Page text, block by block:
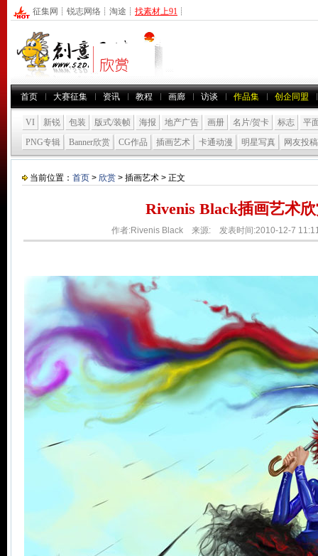
征集网 ┊ 锐志网络 ┊ 淘途 ┊ 找素材上91 ┊
首页 大赛征集 资讯 教程 画廊 访谈 作品集 创企同盟
VI 新锐 包装 版式/装帧 海报 地产广告 画册 名片/贺卡 标志
平
PNG专辑
Banner欣赏 CG作品 插画艺术 卡通动漫 明星写真 网友投稿
当前位置： 首页 > 欣赏 > 插画艺术 > 正文
Rivenis Black插画艺术
作者:Rivenis Black 来源: 发表时间:2010-12-7